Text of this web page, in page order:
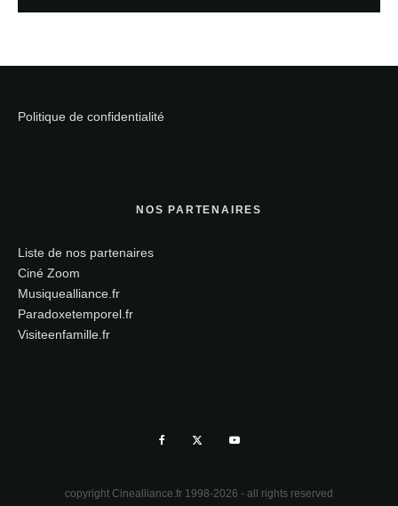
Politique de confidentialité
NOS PARTENAIRES
Liste de nos partenaires
Ciné Zoom
Musiquealliance.fr
Paradoxetemporel.fr
Visiteenfamille.fr
copyright Cinealliance.fr 1998-2026 - all rights reserved